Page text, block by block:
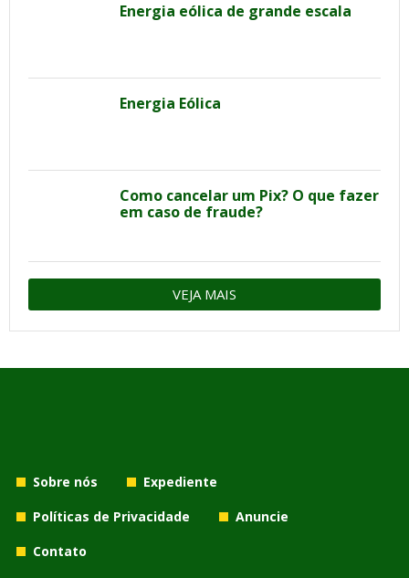
Energia eólica de grande escala
Energia Eólica
Como cancelar um Pix? O que fazer
em caso de fraude?
VEJA MAIS
Sobre nós
Expediente
Políticas de Privacidade
Anuncie
Contato